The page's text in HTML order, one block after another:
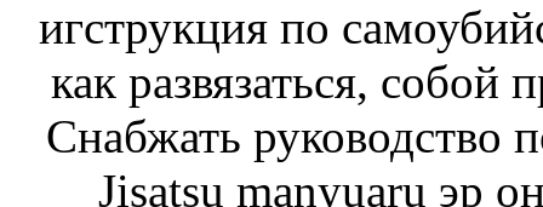
игструкция по
как развязаться,
Снабжать руководство
Jisatsu manyuaru эр